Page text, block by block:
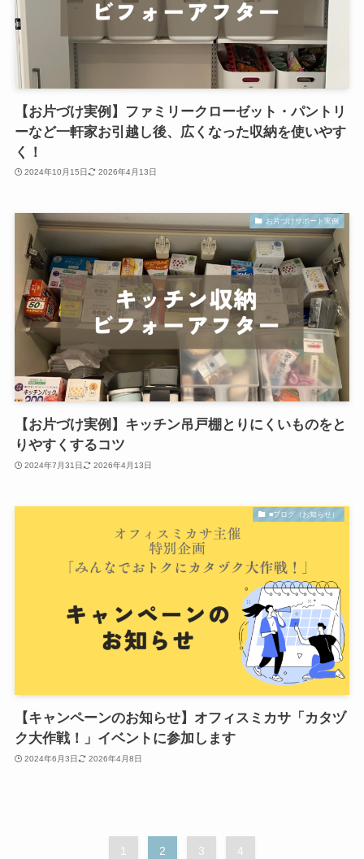
【お片づけ実例】ファミリークローゼット・パントリ
ーなど一軒家お引越し後、広くなった収納を使いやす
く！
2024年10月15日 2026年4月13日
お片づけサポート実例
【お片づけ実例】キッチン吊戸棚とりにくいものをと
りやすくするコツ
2024年7月31日 2026年4月13日
■ブログ（お知らせ）
【キャンペーンのお知らせ】オフィスミカサ「カタヅ
ク大作戦！」イベントに参加します
2024年6月3日 2026年4月8日
1 2 3 4